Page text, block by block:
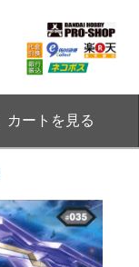
カートを見る